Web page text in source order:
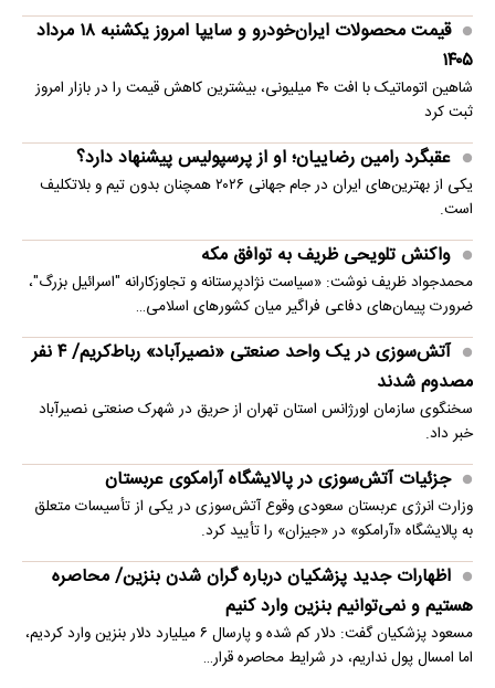
قیمت محصولات ایران‌خودرو و سایپا امروز یکشنبه ۱۸ مرداد
۱۴۰۵
شاهین اتوماتیک با افت ۴۰ میلیونی، بیشترین کاهش قیمت را در بازار امروز
ثبت کرد
عقبگرد رامین رضاییان؛ او از پرسپولیس پیشنهاد دارد؟
یکی از بهترین‌های ایران در جام جهانی ۲۰۲۶ همچنان بدون تیم و بلاتکلیف
است.
واکنش تلویحی ظریف به توافق مکه
محمدجواد ظریف نوشت: «سیاست نژادپرستانه و تجاوزکارانه "اسرائیل بزرگ"،
ضرورت پیمان‌های دفاعی فراگیر میان کشورهای اسلامی…
آتش‌سوزی در یک واحد صنعتی «نصیرآباد» رباط‌کریم/ ۴ نفر
مصدوم شدند
سخنگوی سازمان اورژانس استان تهران از حریق در شهرک صنعتی نصیرآباد
خبر داد.
جزئیات آتش‌سوزی در پالایشگاه آرامکوی عربستان
وزارت انرژی عربستان سعودی وقوع آتش‌سوزی در یکی از تأسیسات متعلق
به پالایشگاه «آرامکو» در «جیزان» را تأیید کرد.
اظهارات جدید پزشکیان درباره گران شدن بنزین/ محاصره
هستیم و نمی‌توانیم بنزین وارد کنیم
مسعود پزشکیان گفت: دلار کم شده و پارسال ۶ میلیارد دلار بنزین وارد کردیم،
اما امسال پول نداریم، در شرایط محاصره قرار…